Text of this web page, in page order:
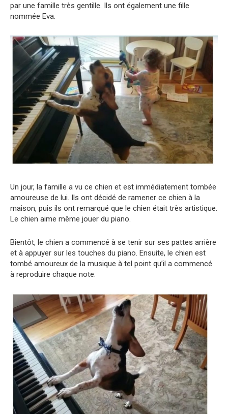
par une famille très gentille. Ils ont également une fille
nommée Eva.
Un jour, la famille a vu ce chien et est immédiatement tombée
amoureuse de lui. Ils ont décidé de ramener ce chien à la
maison, puis ils ont remarqué que le chien était très artistique.
Le chien aime même jouer du piano.
Bientôt, le chien a commencé à se tenir sur ses pattes arrière
et à appuyer sur les touches du piano. Ensuite, le chien est
tombé amoureux de la musique à tel point qu’il a commencé
à reproduire chaque note.